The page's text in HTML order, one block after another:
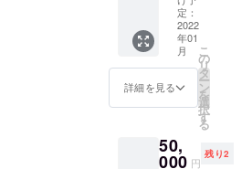
ソッド
につい
てはこ
ちらか
⇒https:
//wm-
ut/koko
ronoki/
ラして
しま
う、不
安が大
という
方にぜ
だけた
らと思
ことは
何か、
大切に
したい
ことは
何か、
ド」を
お伝え
考欄に
掲載希
望の社
名をご
記入く
ださ
+サンク
ル、メ
ルマガ
ム（長
野市松
代町、
川中
島）を
お貸し
する
他、研
レンジ
します
定：
2022
年01
月
詳細を見る
こ
の
リ
タ
ー
ン
を
選
択
す
る
50,
000 円
残り2